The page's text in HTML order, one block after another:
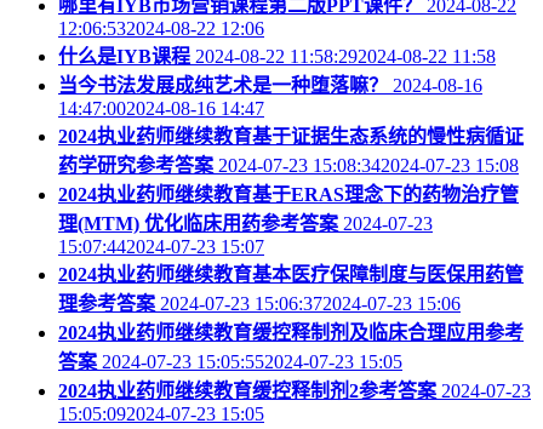
哪里有IYB市场营销课程第二版PPT课件？
2024-08-22
12:06:532024-08-22 12:06
什么是IYB课程 2024-08-22 11:58:292024-08-22 11:58
当今书法发展成纯艺术是一种堕落嘛？
2024-08-16
14:47:002024-08-16 14:47
2024执业药师继续教育基于证据生态系统的慢性病循证
药学研究参考答案 2024-07-23 15:08:342024-07-23 15:08
2024执业药师继续教育基于ERAS理念下的药物治疗管
理(MTM) 优化临床用药参考答案 2024-07-23
15:07:442024-07-23 15:07
2024执业药师继续教育基本医疗保障制度与医保用药管
理参考答案 2024-07-23 15:06:372024-07-23 15:06
2024执业药师继续教育缓控释制剂及临床合理应用参考
答案 2024-07-23 15:05:552024-07-23 15:05
2024执业药师继续教育缓控释制剂2参考答案 2024-07-23
15:05:092024-07-23 15:05